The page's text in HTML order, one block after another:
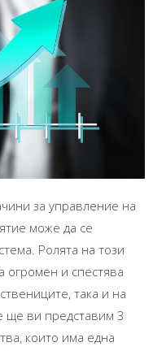
за управление на
може да се
Ролята на този
огромен и спестява
така и на
ще ви представим 3
които има една